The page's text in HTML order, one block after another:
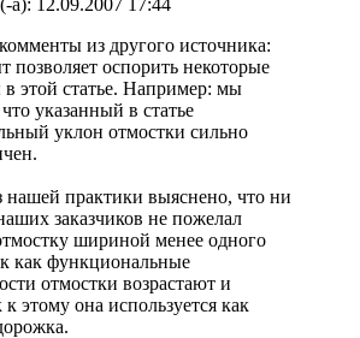
из другого источника:
позволяет оспорить некоторые
этой статье. Например: мы
указанный в статье
уклон отмостки сильно
нашей практики выяснено, что ни
заказчиков не пожелал
шириной менее одного
как функциональные
отмостки возрастают и
к этому она используется как